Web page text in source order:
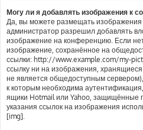
Могу ли я добавлять изображения к
Да, вы можете размещать
администратор разрешил добавлять
изображение на конференцию. Если
изображение, сохранённое на
ссылки: http://www.example.com/my-
ссылку ни на изображения,
не является общедоступным
к которым необходима
ящики Hotmail или Yahoo, защищённые
указания ссылок на изображения
[img].